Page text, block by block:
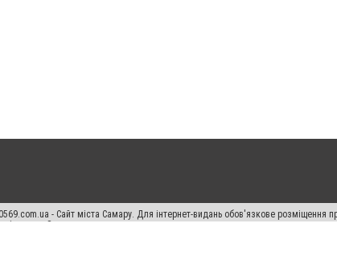
- Сайт міста Самару. Для інтернет-видань обов'язкове розміщення
Законом.